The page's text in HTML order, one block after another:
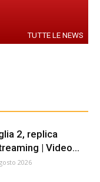
TUTTE LE NEWS
2, replica
| Video...
2026